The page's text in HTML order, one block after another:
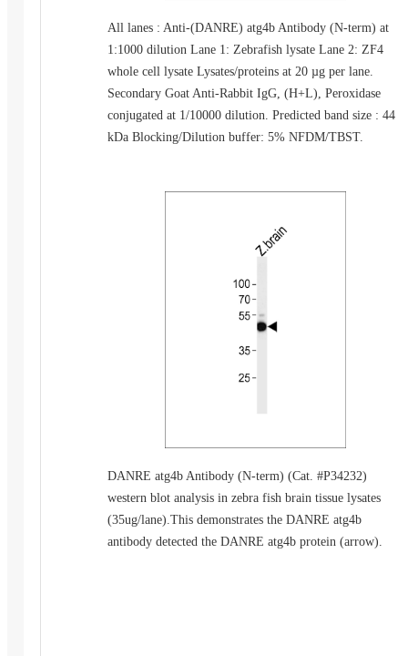
All lanes : Anti-(DANRE) atg4b Antibody (N-term) at
1:1000 dilution Lane 1: Zebrafish lysate Lane 2: ZF4
whole cell lysate Lysates/proteins at 20 µg per lane.
Secondary Goat Anti-Rabbit IgG, (H+L), Peroxidase
conjugated at 1/10000 dilution. Predicted band size : 44
kDa Blocking/Dilution buffer: 5% NFDM/TBST.
DANRE atg4b Antibody (N-term) (Cat. #P34232)
western blot analysis in zebra fish brain tissue lysates
(35ug/lane).This demonstrates the DANRE atg4b
antibody detected the DANRE atg4b protein (arrow).